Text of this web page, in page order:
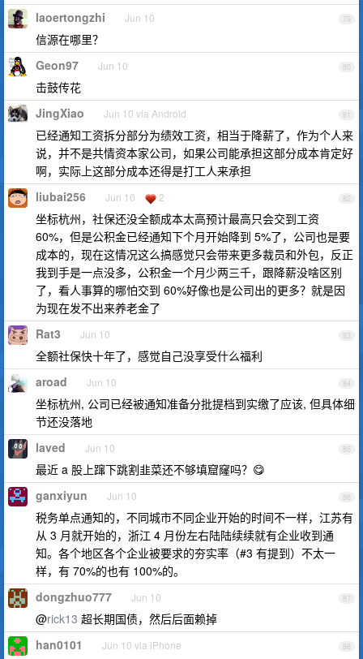
79
laoertongzhi Jun 10
信源在哪里？
80
Geon97 Jun 10
击鼓传花
81
JingXiao Jun 10 via Android
已经通知工资拆分部分为绩效工资，相当于降薪了，作为个人来
说，并不是共情资本家公司，如果公司能承担这部分成本肯定好
啊，实际上这部分成本还得是打工人来承担
82
liubai256 Jun 10 2
坐标杭州，社保还没全额成本太高预计最高只会交到工资
60%，但是公积金已经通知下个月开始降到 5%了，公司也是要
成本的，现在这情况这么搞感觉只会带来更多裁员和外包，反正
我到手是一点没多，公积金一个月少两三千，跟降薪没啥区别
了，看人事算的哪怕交到 60%好像也是公司出的更多？就是因
为现在发不出来养老金了
83
Rat3 Jun 10
全额社保快十年了，感觉自己没享受什么福利
84
aroad Jun 10
坐标杭州, 公司已经被通知准备分批提档到实缴了应该, 但具体细
节还没落地
85
laved Jun 10
最近 a 股上蹿下跳割韭菜还不够填窟窿吗？😋
86
ganxiyun Jun 10
税务单点通知的，不同城市不同企业开始的时间不一样，江苏有
从 3 月就开始的，浙江 4 月份左右陆陆续续就有企业收到通
知。各个地区各个企业被要求的夯实率（#3 有提到）不太一
样，有 70%的也有 100%的。
87
dongzhuo777 Jun 10
@rick13 超长期国债，然后后面赖掉
88
han0101 Jun 10 via iPhone